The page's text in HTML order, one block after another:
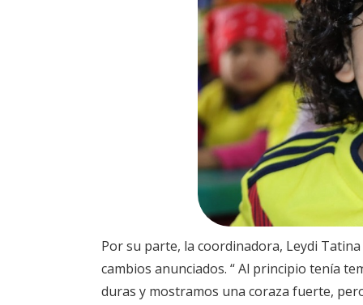
Por su parte, la coordinadora, Leydi
cambios anunciados. “ Al principio tenía
duras y mostramos una coraza fuerte,